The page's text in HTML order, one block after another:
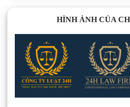
HÌNH ẢNH CỦA